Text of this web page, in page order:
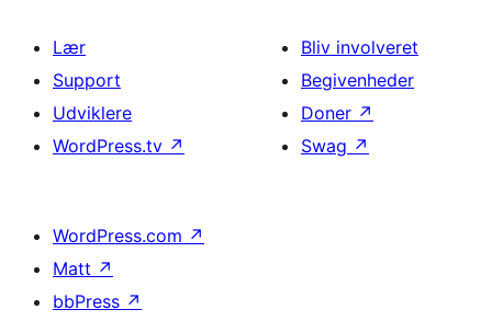
Lær
Support
Udviklere
WordPress.tv ↗
Bliv involveret
Begivenheder
Doner ↗
Swag ↗
WordPress.com ↗
Matt ↗
bbPress ↗